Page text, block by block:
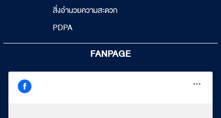
สิ่งอำนวยความสะดวก
PDPA
FANPAGE